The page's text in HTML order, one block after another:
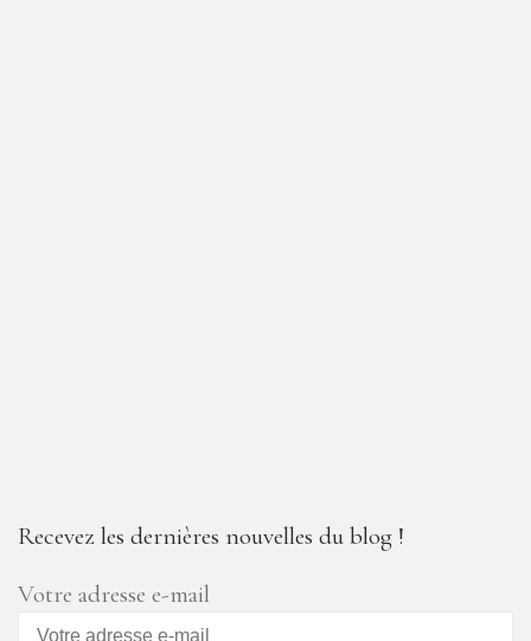
Recevez les dernières nouvelles du blog !
Votre adresse e-mail